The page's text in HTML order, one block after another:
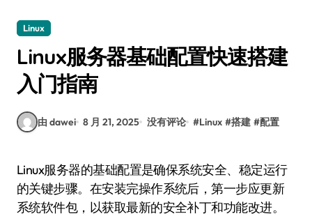
Linux
Linux服务器基础配置快速搭建
入门指南
由 dawei 8 月 21, 2025 没有评论 #Linux #搭建 #配置
Linux服务器的基础配置是确保系统安全、稳定运行
的关键步骤。在安装完操作系统后，第一步应更新
系统软件包，以获取最新的安全补丁和功能改进。